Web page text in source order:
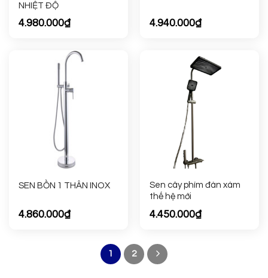
NHIỆT ĐỘ
4.980.000₫ 4.940.000₫
SEN BỒN 1 THÂN INOX
4.860.000₫
Sen cây phím đàn xám
thế hệ mới
4.450.000₫
1 2